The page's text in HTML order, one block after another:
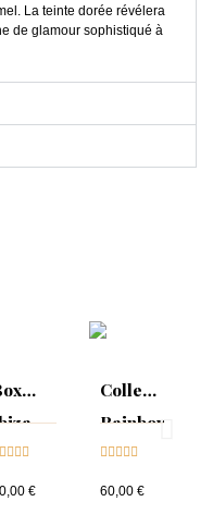
La teinte dorée révélera
de glamour sophistiqué à
Tips

€
Collection
Rainbow
Tips &
nuancier

60,00 €